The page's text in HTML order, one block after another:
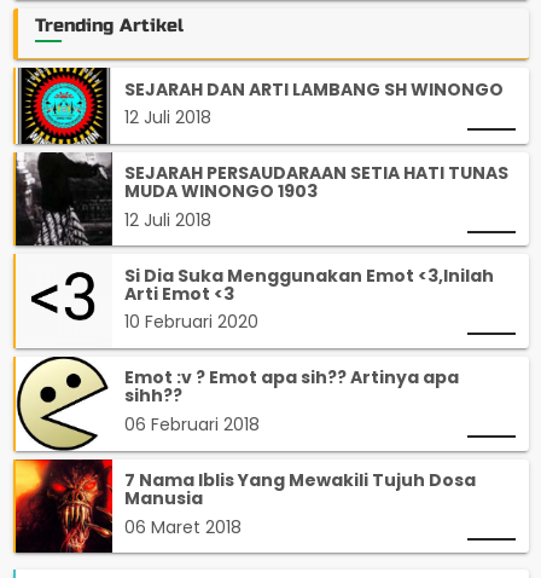
Trending Artikel
SEJARAH DAN ARTI LAMBANG SH WINONGO
12 Juli 2018
SEJARAH PERSAUDARAAN SETIA HATI TUNAS
MUDA WINONGO 1903
12 Juli 2018
Si Dia Suka Menggunakan Emot <3,Inilah
Arti Emot <3
10 Februari 2020
Emot :v ? Emot apa sih?? Artinya apa
sihh??
06 Februari 2018
7 Nama Iblis Yang Mewakili Tujuh Dosa
Manusia
06 Maret 2018